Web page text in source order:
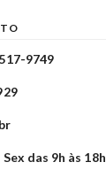
9749
das 9h às 18h